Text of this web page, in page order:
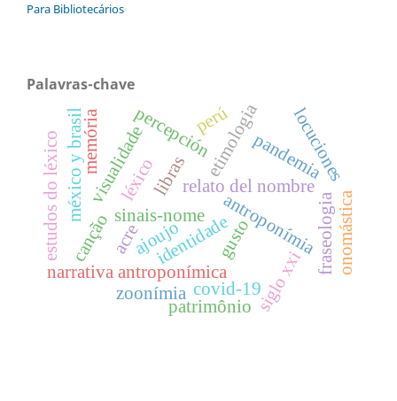
Para Bibliotecários
Palavras-chave
antroponímia
sinais-nome
libras
visualidade
identidade
narrativa antroponímica
relato del nombre
siglo xxi
méxico y brasil
fraseologia
etimologia
percepción locuciones
gusto
estudos do léxico pandemia
covid-19
ajoujo
léxico
memória
patrimônio
onomástica
zoonímia
acre
perú
canção